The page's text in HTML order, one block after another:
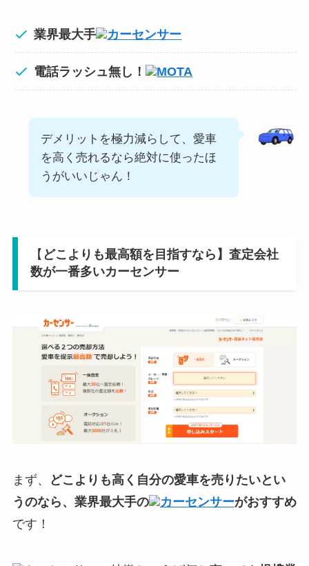
業界最大手 カーセンサー
電話ラッシュ無し！ MOTA
デメリットを極力減らして、愛車
を高く売れるなら絶対に使ったほ
うがいいじゃん！
【 どこよりも最高額を目指すなら】査定会社
数が一番多いカーセンサー
まず、
どこよりも高く自分の愛車を売りたいとい
うのなら、業界最大手の
カーセンサーがおすすめ
です！